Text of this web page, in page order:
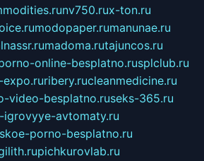
nv750.rux-ton.ru
modopaper.rumanunae.ru
madoma.rutajuncos.ru
online-besplatno.rusplclub.ru
ribery.rucleanmedicine.ru
video-besplatno.ruseks-365.ru
igrovyye-avtomaty.ru
porno-besplatno.ru
pichkurovlab.ru